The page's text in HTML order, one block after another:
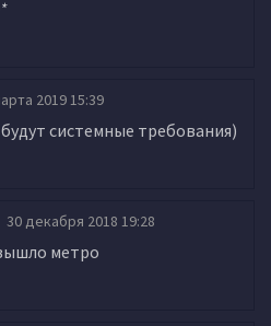
2019 15:39
системные требования)
30 декабря 2018 19:28
метро